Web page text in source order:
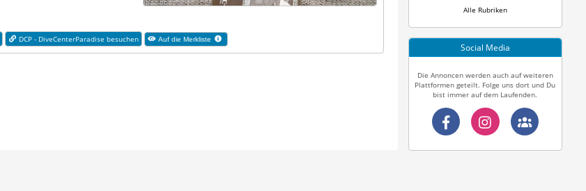
DCP - DiveCenterParadise besuchen Auf die Merkliste
Alle Rubriken
Social Media
Die Annoncen werden auch auf weiteren
Plattformen geteilt. Folge uns dort und Du
bist immer auf dem Laufenden.